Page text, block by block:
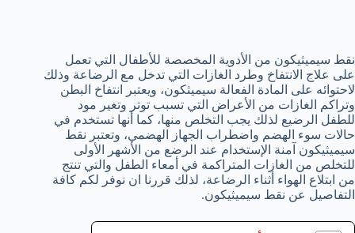
نقط سيميثيكون من الأدوية المخصصة للأطفال التي تعمل
على علاج الانتفاخ وطرد الغازات التي تدخل مع الرضاعة وذلك
لاحتوائه على المادة الفعالة سيميثكون، ويعتبر انتفاخ البطن
وتراكم الغازات من الأعراض التي تسبب توتر وتغير مود
للطفل الرضيع لذلك يجب التخلص منها، كما أنها تستخدم في
حالات سوء الهضم واضطراب الجهاز الهضمي، وتعتبر نقط
سيميثيكون آمنة الإستخدام عند الرضع من الأشهر الأولى
للتخلص من الغازات المتراكمة في أمعاء الطفل والتي تنتج
من ابتلاع الهواء أثناء الرضاعة، لذلك قررنا ان نوفر لكم كافة
التفاصيل عن نقط سيميثيكون.